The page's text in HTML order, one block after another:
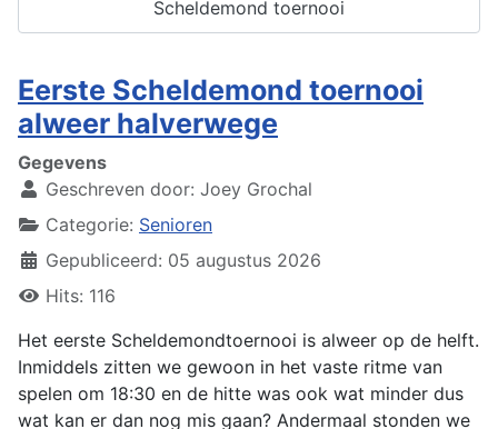
Scheldemond toernooi
Eerste Scheldemond toernooi
alweer halverwege
Gegevens
Geschreven door: Joey Grochal
Categorie: Senioren
Gepubliceerd: 05 augustus 2026
Hits: 116
Het eerste Scheldemondtoernooi is alweer op de helft.
Inmiddels zitten we gewoon in het vaste ritme van
spelen om 18:30 en de hitte was ook wat minder dus
wat kan er dan nog mis gaan? Andermaal stonden we